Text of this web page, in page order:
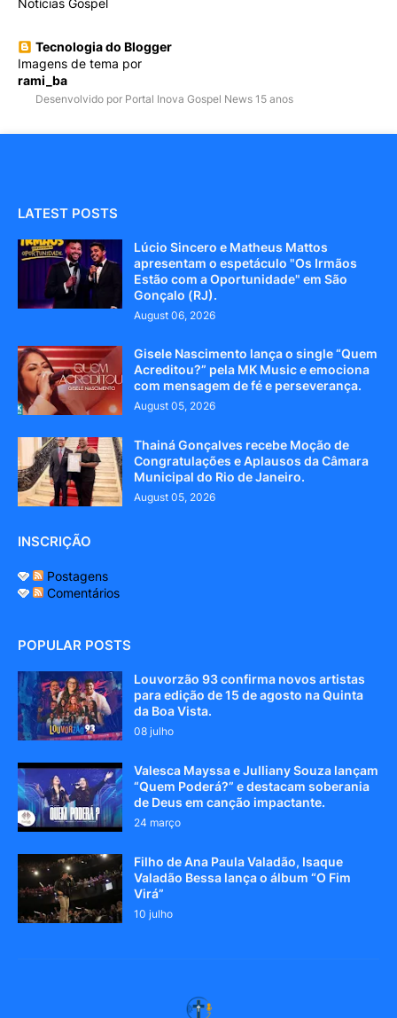
Notícias Gospel
Tecnologia do Blogger
Imagens de tema por
rami_ba
Desenvolvido por Portal Inova Gospel News 15 anos
LATEST POSTS
Lúcio Sincero e Matheus Mattos
apresentam o espetáculo "Os Irmãos
Estão com a Oportunidade" em São
Gonçalo (RJ).
August 06, 2026
Gisele Nascimento lança o single “Quem
Acreditou?” pela MK Music e emociona
com mensagem de fé e perseverança.
August 05, 2026
Thainá Gonçalves recebe Moção de
Congratulações e Aplausos da Câmara
Municipal do Rio de Janeiro.
August 05, 2026
INSCRIÇÃO
Postagens
Comentários
POPULAR POSTS
Louvorzão 93 confirma novos artistas
para edição de 15 de agosto na Quinta
da Boa Vista.
08 julho
Valesca Mayssa e Julliany Souza lançam
“Quem Poderá?” e destacam soberania
de Deus em canção impactante.
24 março
Filho de Ana Paula Valadão, Isaque
Valadão Bessa lança o álbum “O Fim
Virá”
10 julho